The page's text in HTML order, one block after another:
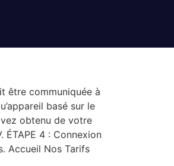
être communiquée à
basé sur le
obtenu de votre
ÉTAPE 4 : Connexion
Accueil Nos Tarifs